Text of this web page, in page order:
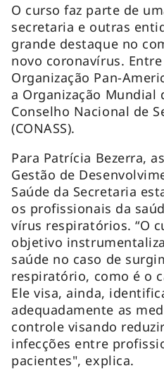
O curso faz parte de
secretaria e outras
grande destaque no
novo coronavírus.
Organização Pan-
a Organização Mundial
Conselho Nacional de
(CONASS).
Para Patrícia Bezerra,
Gestão de
Saúde da Secretaria
os profissionais da
vírus respiratórios. “O
objetivo
saúde no caso de
respiratório, como é o
Ele visa, ainda,
adequadamente as
controle visando
infecções entre
pacientes", explica.